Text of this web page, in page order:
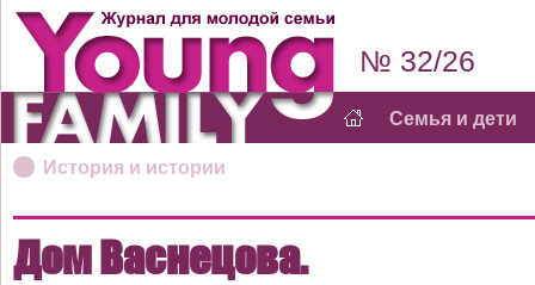
История и истории
Дом Васнецова.
№ 32/26
Семья и дети